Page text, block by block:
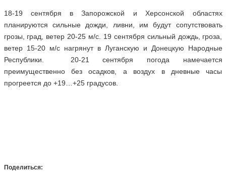
18-19 сентября в Запорожской и Херсонской областях
планируются сильные дожди, ливни, им будут сопутствовать
грозы, град, ветер 20-25 м/с. 19 сентября сильный дождь, гроза,
ветер 15-20 м/с нагрянут в Луганскую и Донецкую Народные
Республики. 20-21 сентября погода намечается
преимущественно без осадков, а воздух в дневные часы
прогреется до +19…+25 градусов.
Поделиться: